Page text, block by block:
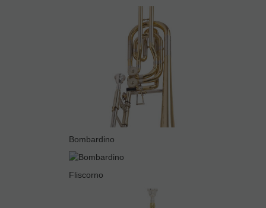
Bombardino
Fliscorno